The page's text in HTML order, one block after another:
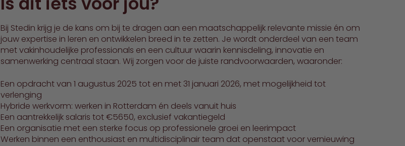
Bij Stedin krijg je de kans om bij te dragen aan een maatschappelijk relevante missie én om
jouw expertise in leren en ontwikkelen breed in te zetten. Je wordt onderdeel van een team
met vakinhoudelijke professionals en een cultuur waarin kennisdeling, innovatie en
samenwerking centraal staan. Wij zorgen voor de juiste randvoorwaarden, waaronder:
Een opdracht van 1 augustus 2025 tot en met 31 januari 2026, met mogelijkheid tot
verlenging
Hybride werkvorm: werken in Rotterdam én deels vanuit huis
Een aantrekkelijk salaris tot €5650, exclusief vakantiegeld
Een organisatie met een sterke focus op professionele groei en leerimpact
Werken binnen een enthousiast en multidisciplinair team dat openstaat voor vernieuwing